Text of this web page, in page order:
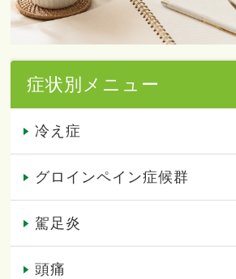
症状別メニュー
冷え症
グロインペイン症候群
駕足炎
頭痛